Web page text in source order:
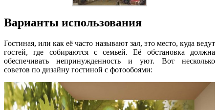
Варианты использования
Гостиная, или как её часто называют зал, это место, куда ведут
гостей, где собираются с семьей. Её обстановка должна
обеспечивать непринужденность и уют. Вот несколько
советов по дизайну гостиной с фотообоями: